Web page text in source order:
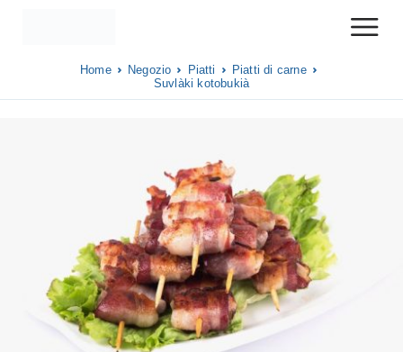
Home Negozio Piatti
Piatti di carne
Suvlàki kotobukià